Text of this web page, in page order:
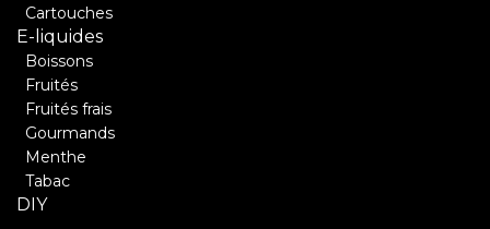
Cartouches
E-liquides
Boissons
Fruités
Fruités frais
Gourmands
Menthe
Tabac
DIY